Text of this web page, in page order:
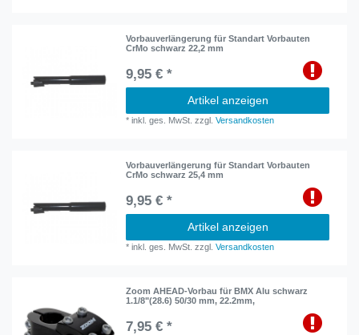
Vorbauverlängerung für Standart Vorbauten
CrMo schwarz 22,2 mm
9,95 € *
Artikel anzeigen
*inkl. ges. MwSt. zzgl.Versandkosten
Vorbauverlängerung für Standart Vorbauten
CrMo schwarz 25,4 mm
9,95 € *
Artikel anzeigen
*inkl. ges. MwSt. zzgl.Versandkosten
Zoom AHEAD-Vorbau für BMX Alu schwarz
1.1/8"(28.6) 50/30 mm, 22.2mm,
7,95 € *